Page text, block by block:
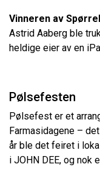
Vinneren av
Astrid Aaberg ble
heldige eier av en
Pølsefesten
Pølsefest er et
Farmasidagene –
år ble det feiret i
i JOHN DEE, og nok